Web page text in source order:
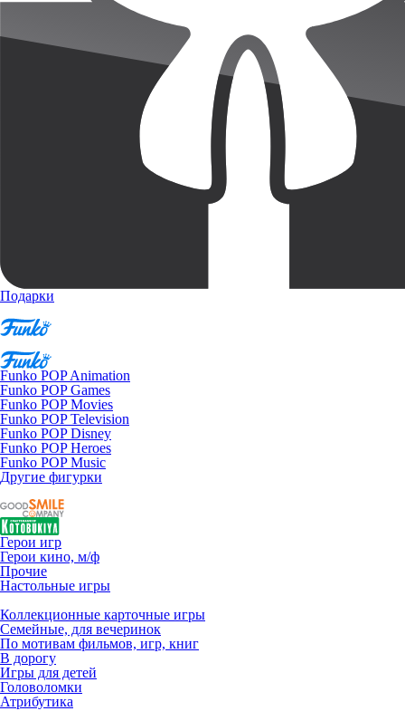
Подарки
Funko POP Animation
Funko POP Games
Funko POP Movies
Funko POP Television
Funko POP Disney
Funko POP Heroes
Funko POP Music
Другие фигурки
Герои игр
Герои кино, м/ф
Прочие
Настольные игры
Коллекционные карточные игры
Семейные, для вечеринок
По мотивам фильмов, игр, книг
В дорогу
Игры для детей
Головоломки
Атрибутика